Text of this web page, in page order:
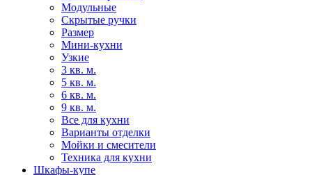
Модульные
Скрытые ручки
Размер
Мини-кухни
Узкие
3 кв. м.
5 кв. м.
6 кв. м.
9 кв. м.
Все для кухни
Варианты отделки
Мойки и смесители
Техника для кухни
Шкафы-купе